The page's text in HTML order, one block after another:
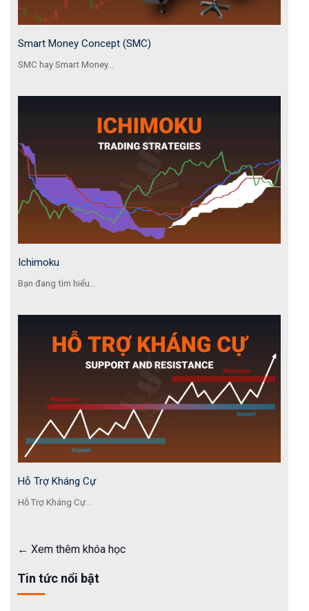
Smart Money Concept (SMC)
SMC hay Smart Money...
Ichimoku
Bạn đang tìm hiểu...
Hỗ Trợ Kháng Cự
Hỗ Trợ Kháng Cự...
Xem thêm khóa học
Tin tức nổi bật